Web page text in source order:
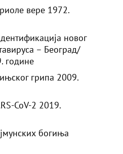
вере 1972.
новог
– Београд/
године
грипа 2009.
CoV-2 2019.
богиња